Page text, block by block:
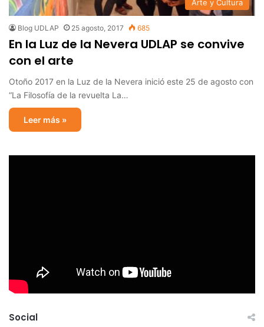
Arte y Cultura
Blog UDLAP 25 agosto, 2017 685
En la Luz de la Nevera UDLAP se convive
con el arte
Otoño 2017 en la Luz de la Nevera inició este 25 de agosto con
“La Filosofía de la revuelta La…
Leer más »
Social